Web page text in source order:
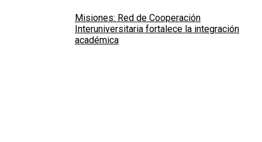
Misiones: Red de Cooperación
Interuniversitaria fortalece la integración
académica